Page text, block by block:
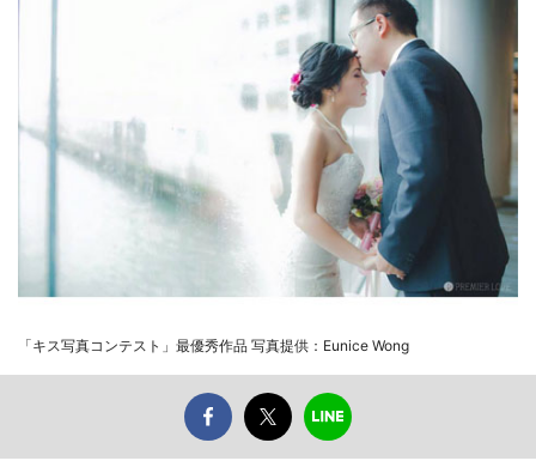
「キス写真コンテスト」最優秀作品 写真提供：Eunice Wong